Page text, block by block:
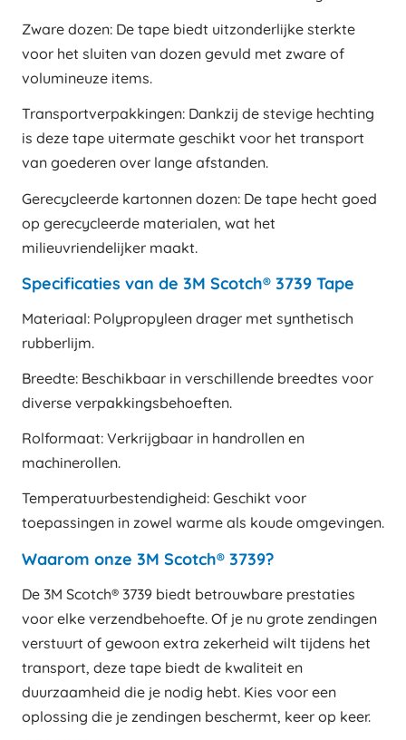
Zware dozen: De tape biedt uitzonderlijke sterkte
voor het sluiten van dozen gevuld met zware of
volumineuze items.
Transportverpakkingen: Dankzij de stevige hechting
is deze tape uitermate geschikt voor het transport
van goederen over lange afstanden.
Gerecycleerde kartonnen dozen: De tape hecht goed
op gerecycleerde materialen, wat het
milieuvriendelijker maakt.
Specificaties van de 3M Scotch® 3739 Tape
Materiaal: Polypropyleen drager met synthetisch
rubberlijm.
Breedte: Beschikbaar in verschillende breedtes voor
diverse verpakkingsbehoeften.
Rolformaat: Verkrijgbaar in handrollen en
machinerollen.
Temperatuurbestendigheid: Geschikt voor
toepassingen in zowel warme als koude omgevingen.
Waarom onze 3M Scotch® 3739?
De 3M Scotch® 3739 biedt betrouwbare prestaties
voor elke verzendbehoefte. Of je nu grote zendingen
verstuurt of gewoon extra zekerheid wilt tijdens het
transport, deze tape biedt de kwaliteit en
duurzaamheid die je nodig hebt. Kies voor een
oplossing die je zendingen beschermt, keer op keer.